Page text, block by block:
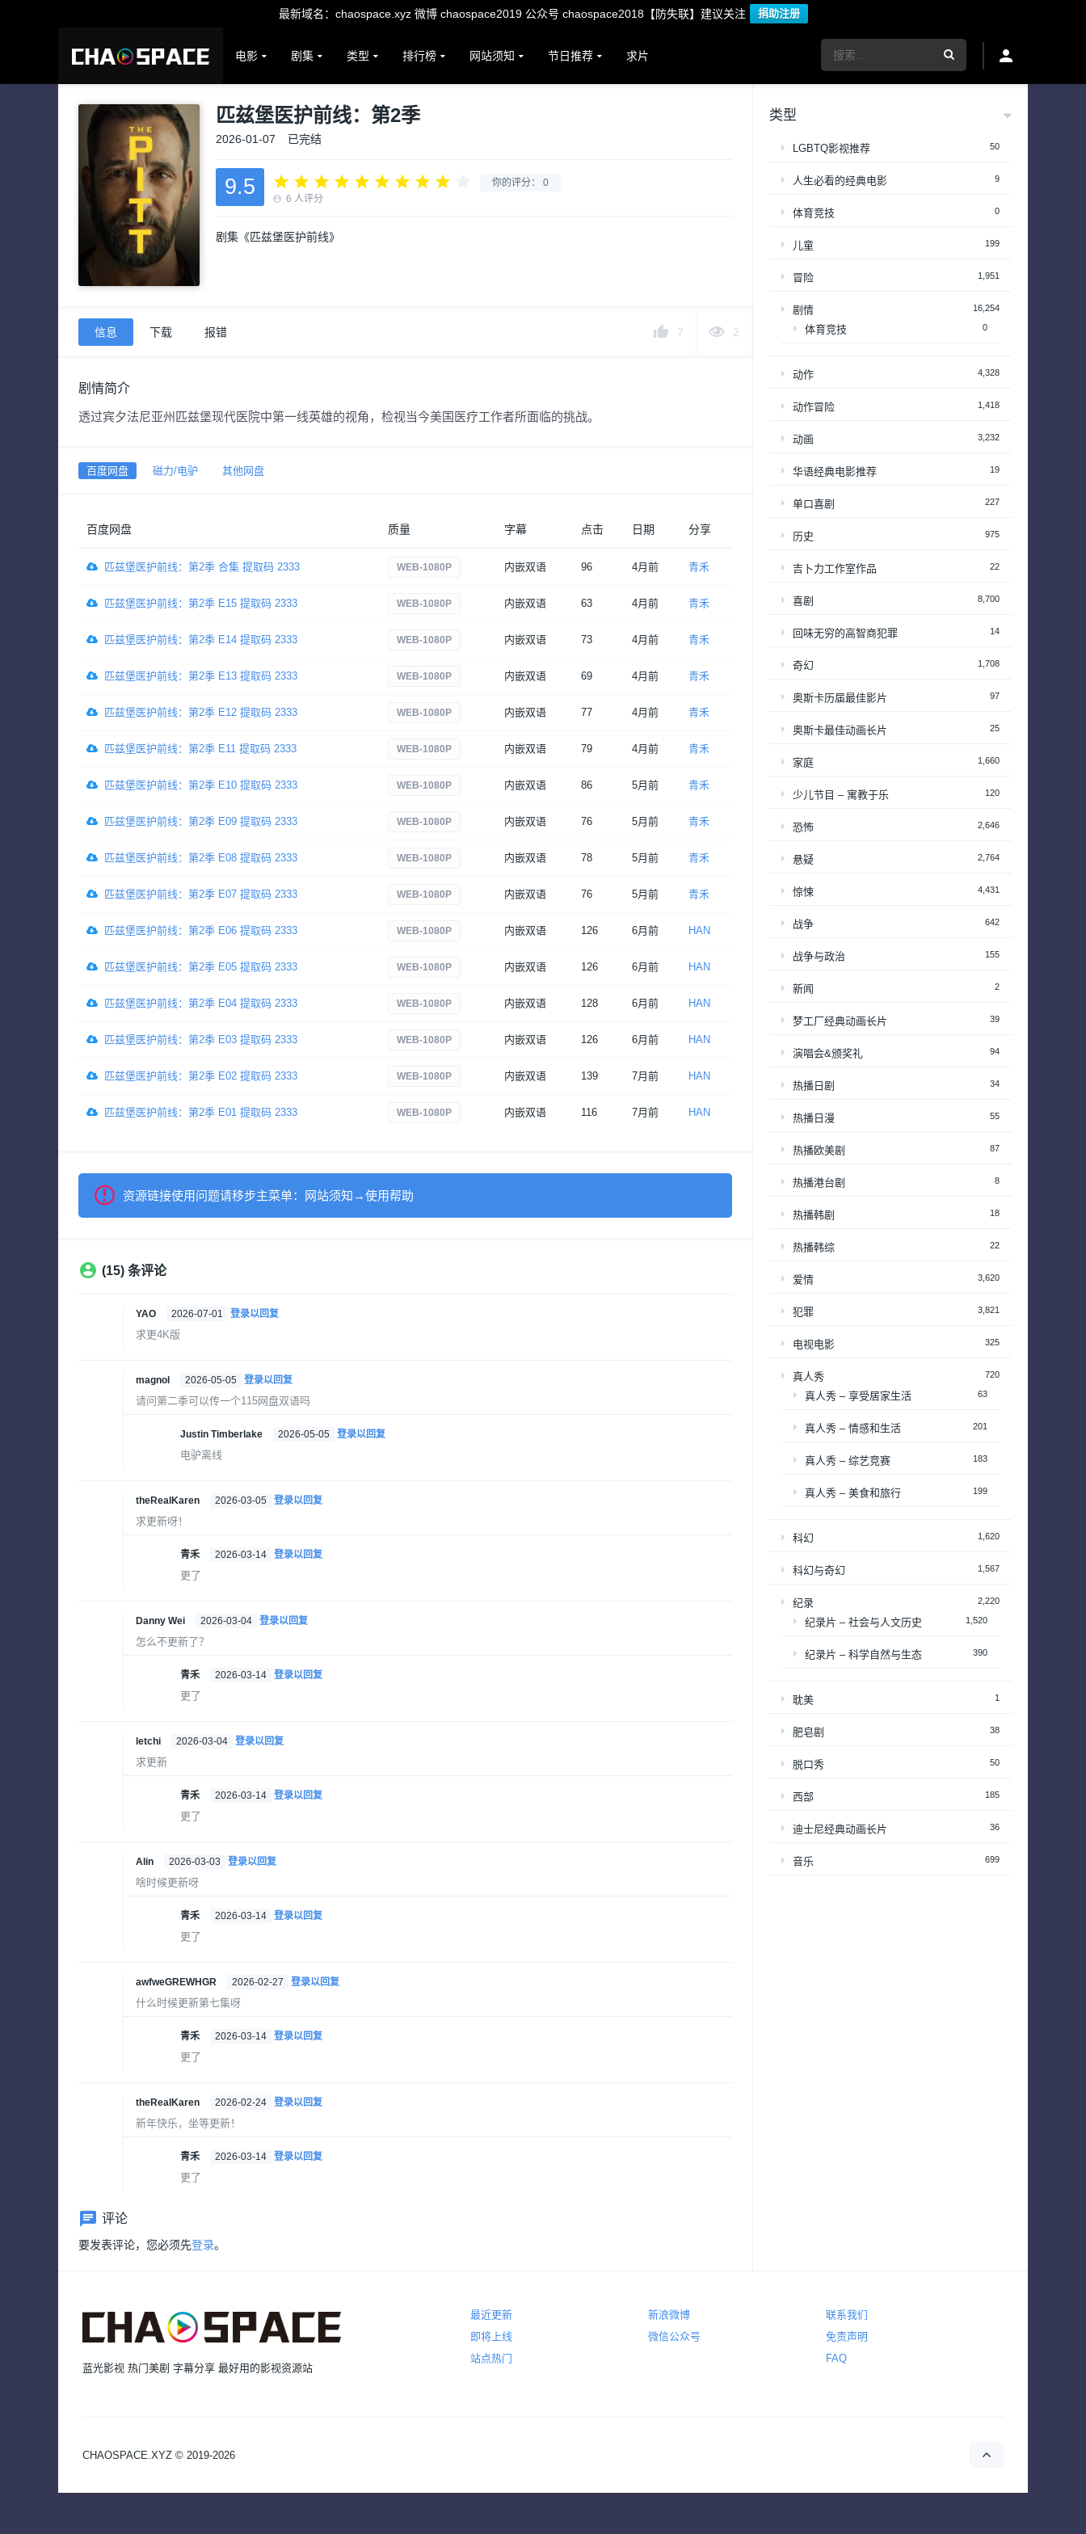
最新域名：chaospace.xyz 微博 chaospace2019 公众号 chaospace2018【防失联】建议关注 捐助注册
电影 剧集 类型 排行榜 网站须知 节日推荐 求片
匹兹堡医护前线：第2季
2026-01-07 已完结
你的评分： 0
9.5 6 人评分
剧集《匹兹堡医护前线》
7 2
信息 下载 报错
剧情简介
透过宾夕法尼亚州匹兹堡现代医院中第一线英雄的视角，检视当今美国医疗工作者所面临的挑战。
百度网盘 磁力/电驴 其他网盘
百度网盘 质量 字幕 点击 日期 分享
匹兹堡医护前线：第2季 合集 提取码 2333 WEB-1080P 内嵌双语 96 4月前 青禾
匹兹堡医护前线：第2季 E15 提取码 2333 WEB-1080P 内嵌双语 63 4月前 青禾
匹兹堡医护前线：第2季 E14 提取码 2333 WEB-1080P 内嵌双语 73 4月前 青禾
匹兹堡医护前线：第2季 E13 提取码 2333 WEB-1080P 内嵌双语 69 4月前 青禾
匹兹堡医护前线：第2季 E12 提取码 2333 WEB-1080P 内嵌双语 77 4月前 青禾
匹兹堡医护前线：第2季 E11 提取码 2333 WEB-1080P 内嵌双语 79 4月前 青禾
匹兹堡医护前线：第2季 E10 提取码 2333 WEB-1080P 内嵌双语 86 5月前 青禾
匹兹堡医护前线：第2季 E09 提取码 2333 WEB-1080P 内嵌双语 76 5月前 青禾
匹兹堡医护前线：第2季 E08 提取码 2333 WEB-1080P 内嵌双语 78 5月前 青禾
匹兹堡医护前线：第2季 E07 提取码 2333 WEB-1080P 内嵌双语 76 5月前 青禾
匹兹堡医护前线：第2季 E06 提取码 2333 WEB-1080P 内嵌双语 126 6月前 HAN
匹兹堡医护前线：第2季 E05 提取码 2333 WEB-1080P 内嵌双语 126 6月前 HAN
匹兹堡医护前线：第2季 E04 提取码 2333 WEB-1080P 内嵌双语 128 6月前 HAN
匹兹堡医护前线：第2季 E03 提取码 2333 WEB-1080P 内嵌双语 126 6月前 HAN
匹兹堡医护前线：第2季 E02 提取码 2333 WEB-1080P 内嵌双语 139 7月前 HAN
匹兹堡医护前线：第2季 E01 提取码 2333 WEB-1080P 内嵌双语 116 7月前 HAN
资源链接使用问题请移步主菜单：网站须知→使用帮助
(15) 条评论
YAO 2026-07-01 登录以回复
求更4K版
magnol 2026-05-05 登录以回复
请问第二季可以传一个115网盘双语吗
Justin Timberlake 2026-05-05 登录以回复
电驴离线
theRealKaren 2026-03-05 登录以回复
求更新呀！
青禾 2026-03-14 登录以回复
更了
Danny Wei 2026-03-04 登录以回复
怎么不更新了？
青禾 2026-03-14 登录以回复
更了
letchi 2026-03-04 登录以回复
求更新
青禾 2026-03-14 登录以回复
更了
Alin 2026-03-03 登录以回复
啥时候更新呀
青禾 2026-03-14 登录以回复
更了
awfweGREWHGR 2026-02-27 登录以回复
什么时候更新第七集呀
青禾 2026-03-14 登录以回复
更了
theRealKaren 2026-02-24 登录以回复
新年快乐，坐等更新！
青禾 2026-03-14 登录以回复
更了
评论
要发表评论，您必须先登录。
类型
LGBTQ影视推荐 50
人生必看的经典电影 9
体育竞技 0
儿童 199
冒险 1,951
剧情 16,254
体育竞技 0
动作 4,328
动作冒险 1,418
动画 3,232
华语经典电影推荐 19
单口喜剧 227
历史 975
吉卜力工作室作品 22
喜剧 8,700
回味无穷的高智商犯罪 14
奇幻 1,708
奥斯卡历届最佳影片 97
奥斯卡最佳动画长片 25
家庭 1,660
少儿节目 – 寓教于乐 120
恐怖 2,646
悬疑 2,764
惊悚 4,431
战争 642
战争与政治 155
新闻 2
梦工厂经典动画长片 39
演唱会&颁奖礼 94
热播日剧 34
热播日漫 55
热播欧美剧 87
热播港台剧 8
热播韩剧 18
热播韩综 22
爱情 3,620
犯罪 3,821
电视电影 325
真人秀 720
真人秀 – 享受居家生活 63
真人秀 – 情感和生活 201
真人秀 – 综艺竞赛 183
真人秀 – 美食和旅行 199
科幻 1,620
科幻与奇幻 1,567
纪录 2,220
纪录片 – 社会与人文历史 1,520
纪录片 – 科学自然与生态 390
耽美 1
肥皂剧 38
脱口秀 50
西部 185
迪士尼经典动画长片 36
音乐 699
最近更新
即将上线
站点热门
新浪微博
微信公众号
联系我们
免责声明
FAQ
蓝光影视 热门美剧 字幕分享 最好用的影视资源站
CHAOSPACE.XYZ © 2019-2026